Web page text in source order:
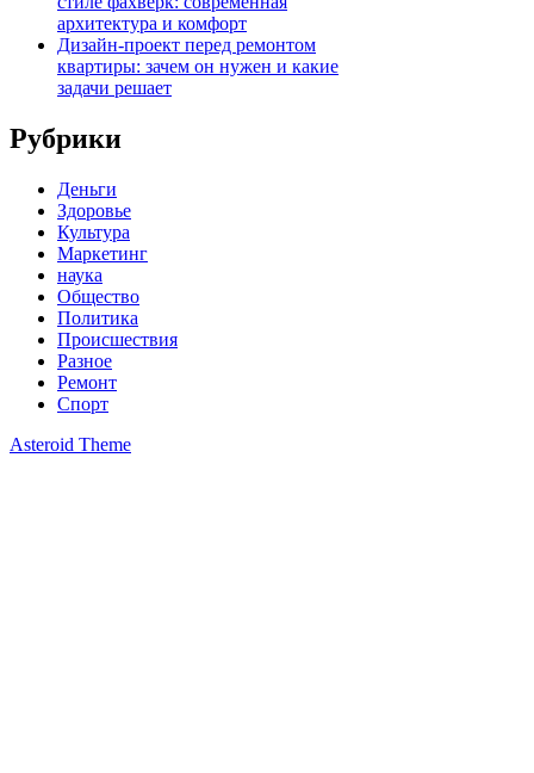
архитектура и комфорт
Дизайн-проект перед ремонтом
квартиры: зачем он нужен и какие
задачи решает
Рубрики
Деньги
Здоровье
Культура
Маркетинг
наука
Общество
Политика
Происшествия
Разное
Ремонт
Спорт
Asteroid Theme